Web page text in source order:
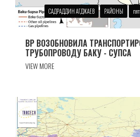
САДРАДДИН АГДЖАЕВ РАЙОНЫ
BP ВОЗОБНОВИЛА
ТРУБОПРОВОДУ БАКУ - СУПСА
VIEW MORE